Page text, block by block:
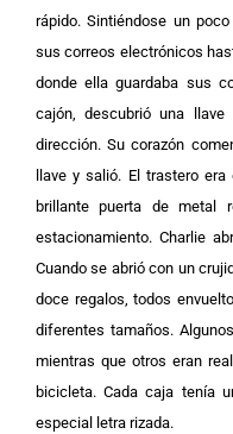
rápido. Sintiéndose un
sus correos electrónicos
donde ella guardaba sus
cajón, descubrió una
dirección. Su corazón
llave y salió. El trastero
brillante puerta de metal
estacionamiento. Charlie
Cuando se abrió con un
doce regalos, todos
diferentes tamaños.
mientras que otros eran
bicicleta. Cada caja tenía
especial letra rizada.